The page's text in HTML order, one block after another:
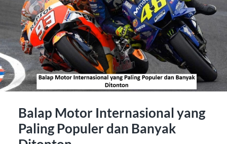
Balap Motor Internasional yang
Paling Populer dan Banyak